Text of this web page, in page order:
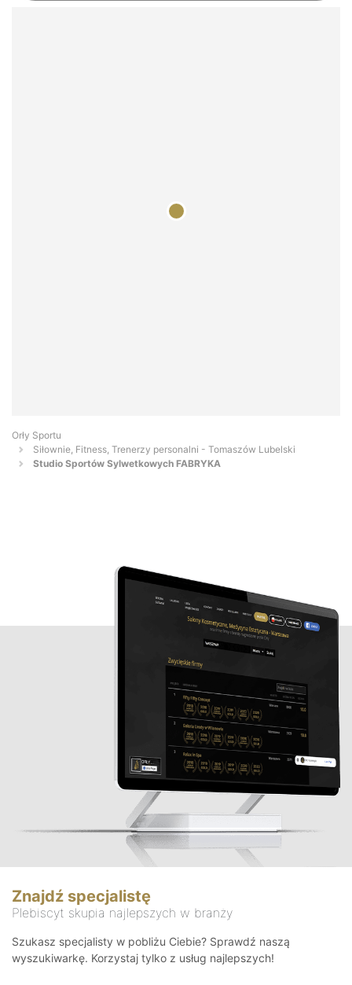
Orły Sportu
Siłownie, Fitness, Trenerzy personalni - Tomaszów Lubelski
Studio Sportów Sylwetkowych FABRYKA
Znajdź specjalistę
Plebiscyt skupia najlepszych w branży
Szukasz specjalisty w pobliżu Ciebie? Sprawdź naszą
wyszukiwarkę. Korzystaj tylko z usług najlepszych!